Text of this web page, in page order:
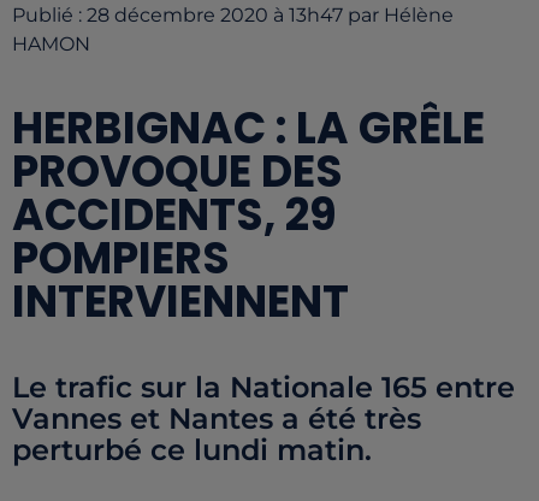
Publié : 28 décembre 2020 à 13h47 par Hélène
HAMON
HERBIGNAC : LA GRÊLE
PROVOQUE DES
ACCIDENTS, 29
POMPIERS
INTERVIENNENT
Le trafic sur la Nationale 165 entre
Vannes et Nantes a été très
perturbé ce lundi matin.